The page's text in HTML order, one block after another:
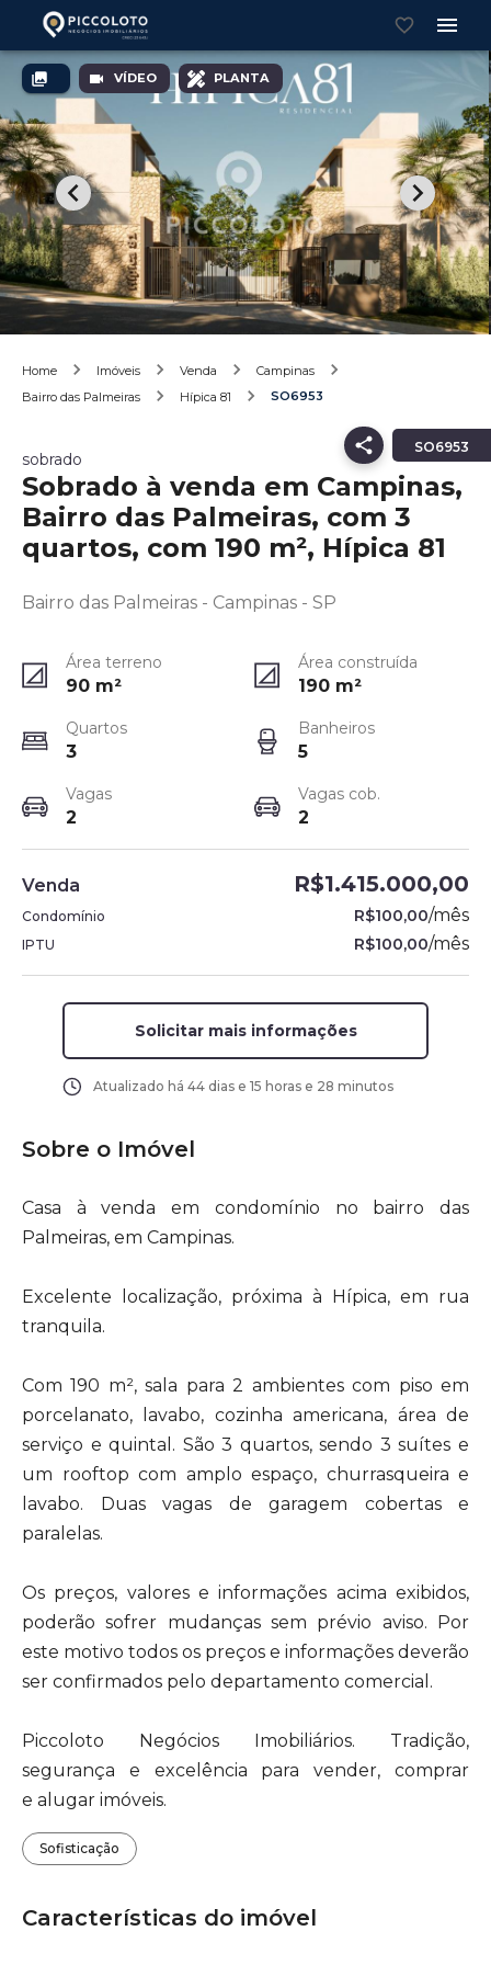
VÍDEO PLANTA
Home Imóveis Venda
Campinas
Bairro das Palmeiras
Hípica 81 SO6953
SO6953
sobrado
Sobrado à venda em Campinas,
Bairro das Palmeiras, com 3
quartos, com 190 m², Hípica 81
Bairro das Palmeiras - Campinas - SP
Área terreno
90 m²
Área construída
190 m²
Quartos
3
Banheiros
5
Vagas
2
Vagas cob.
2
Venda R$1.415.000,00
Condomínio R$100,00/mês
IPTU R$100,00/mês
Solicitar mais informações
Atualizado há 44 dias e 15 horas e 28 minutos
Sobre o Imóvel
Casa à venda em condomínio no bairro das
Palmeiras, em Campinas.
Excelente localização, próxima à Hípica, em rua
tranquila.
Com 190 m², sala para 2 ambientes com piso em
porcelanato, lavabo, cozinha americana, área de
serviço e quintal. São 3 quartos, sendo 3 suítes e
um rooftop com amplo espaço, churrasqueira e
lavabo. Duas vagas de garagem cobertas e
paralelas.
Os preços, valores e informações acima exibidos,
poderão sofrer mudanças sem prévio aviso. Por
este motivo todos os preços e informações deverão
ser confirmados pelo departamento comercial.
Piccoloto Negócios Imobiliários. Tradição,
segurança e excelência para vender, comprar
e alugar imóveis.
Sofisticação
Características do imóvel